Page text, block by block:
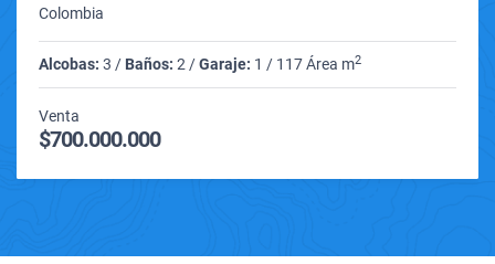
Colombia
Alcobas: 3 / Baños: 2 /Garaje: 1 / 117 Área m2
Venta
$700.000.000